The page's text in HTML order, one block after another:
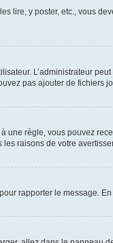
lire, y poster, etc., vous
L’administrateur
pas ajouter de fichiers
règle, vous pouvez
raisons de votre
rapporter le message.